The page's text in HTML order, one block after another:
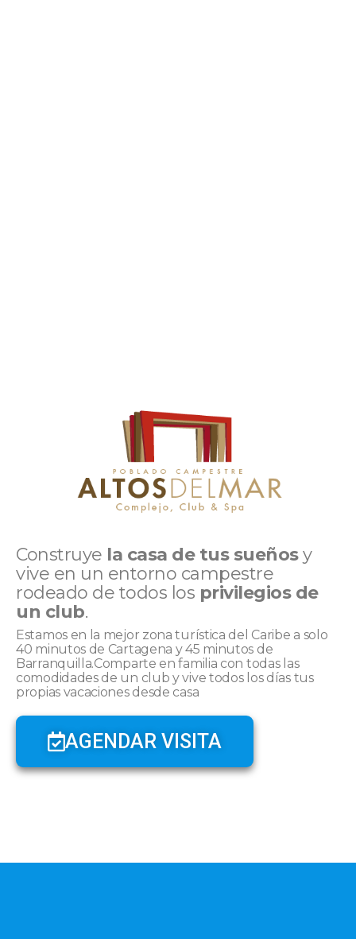
Construye la casa de tus sueñosy
vive en un entorno campestre
rodeado de todos los privilegios de
un club.
Estamos en la mejor zona turística del Caribe a solo
40 minutos de Cartagena y 45 minutos de
Barranquilla.Comparte en familia con todas las
comodidades de un club y vive todos los días tus
propias vacaciones desde casa
AGENDAR VISITA